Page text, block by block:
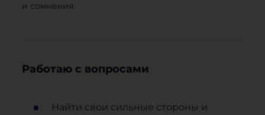
и сомнения.
Работаю с вопросами
Найти свои сильные стороны и